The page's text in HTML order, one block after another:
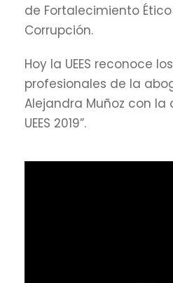
de Fortalecimiento
Corrupción.
Hoy la UEES reconoce
profesionales de la
Alejandra Muñoz con la
UEES 2019”.